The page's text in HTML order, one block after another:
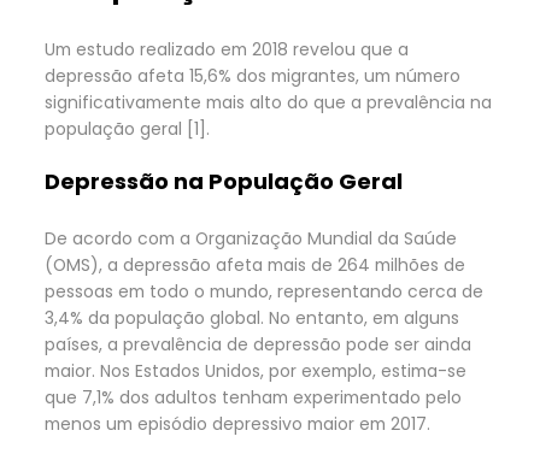
Um estudo realizado em 2018 revelou que a
depressão afeta 15,6% dos migrantes, um número
significativamente mais alto do que a prevalência na
população geral [1].
Depressão na População Geral
De acordo com a Organização Mundial da Saúde
(OMS), a depressão afeta mais de 264 milhões de
pessoas em todo o mundo, representando cerca de
3,4% da população global. No entanto, em alguns
países, a prevalência de depressão pode ser ainda
maior. Nos Estados Unidos, por exemplo, estima-se
que 7,1% dos adultos tenham experimentado pelo
menos um episódio depressivo maior em 2017.